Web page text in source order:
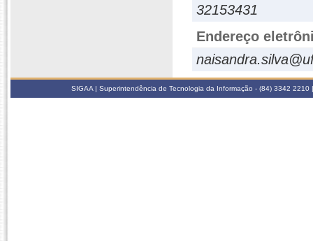
32153431
Endereço
SIGAA | Superintendência de Tecnologia da Informação - (84) 3342